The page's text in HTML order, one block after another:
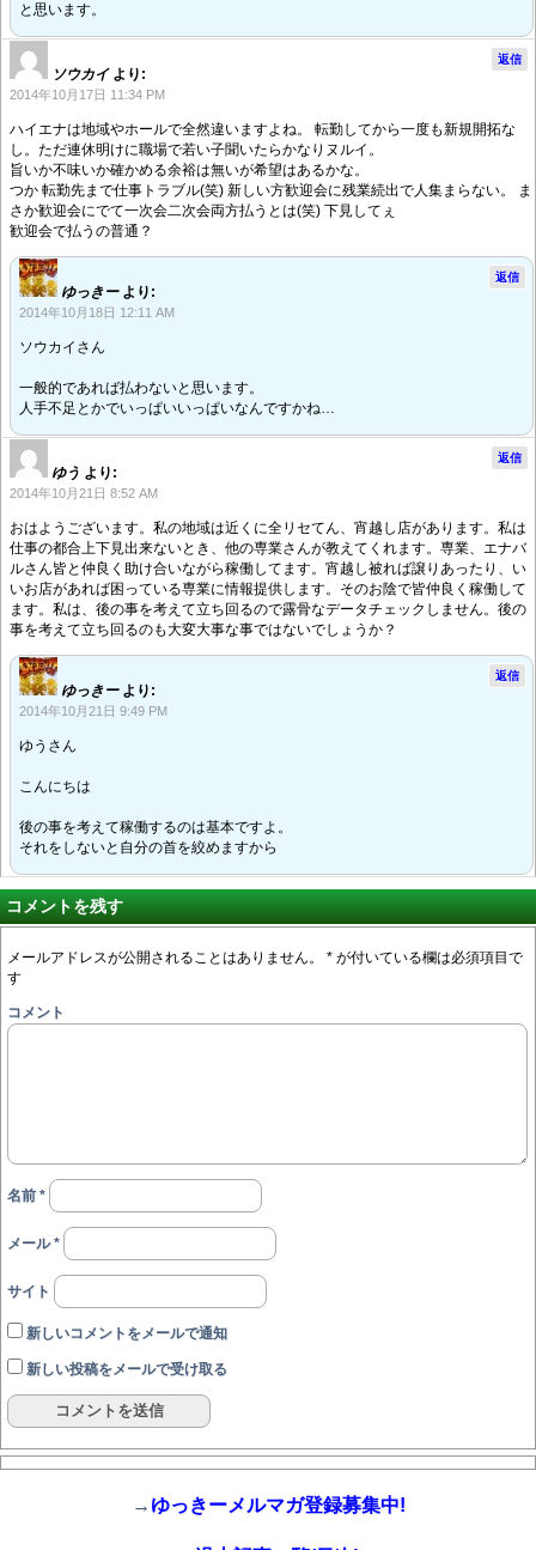
と思います。
ソウカイ より:
2014年10月17日 11:34 PM
ハイエナは地域やホールで全然違いますよね。 転勤してから一度も新規開拓な
し。ただ連休明けに職場で若い子聞いたらかなりヌルイ。
旨いか不味いか確かめる余裕は無いが希望はあるかな。
つか 転勤先まで仕事トラブル(笑) 新しい方歓迎会に残業続出で人集まらない。 ま
さか歓迎会にでて一次会二次会両方払うとは(笑) 下見してぇ
歓迎会で払うの普通？
返信
ゆっきー より:
2014年10月18日 12:11 AM
ソウカイさん
一般的であれば払わないと思います。
人手不足とかでいっぱいいっぱいなんですかね…
返信
ゆう より:
2014年10月21日 8:52 AM
おはようございます。私の地域は近くに全リセてん、宵越し店があります。私は
仕事の都合上下見出来ないとき、他の専業さんが教えてくれます。専業、エナバ
ルさん皆と仲良く助け合いながら稼働してます。宵越し被れば譲りあったり、い
いお店があれば困っている専業に情報提供します。そのお陰で皆仲良く稼働して
ます。私は、後の事を考えて立ち回るので露骨なデータチェックしません。後の
事を考えて立ち回るのも大変大事な事ではないでしょうか？
返信
ゆっきー より:
2014年10月21日 9:49 PM
ゆうさん
こんにちは
後の事を考えて稼働するのは基本ですよ。
それをしないと自分の首を絞めますから
返信
コメントを残す
メールアドレスが公開されることはありません。 * が付いている欄は必須項目で
す
コメント
名前 *
メール*
サイト
新しいコメントをメールで通知
新しい投稿をメールで受け取る
→ ゆっきーメルマガ登録募集中!